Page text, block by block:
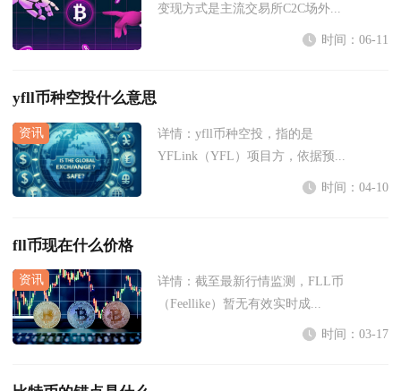
变现方式是主流交易所C2C场外...
时间：06-11
yfll币种空投什么意思
详情： yfll币种空投，指的是
YFLink（YFL）项目方，依据预...
时间：04-10
fll币现在什么价格
详情： 截至最新行情监测，FLL币
（Feellike）暂无有效实时成...
时间：03-17